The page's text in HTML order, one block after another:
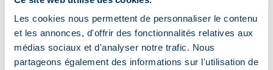
Les cookies nous permettent de personnaliser le contenu
et les annonces, d'offrir des fonctionnalités relatives aux
médias sociaux et d'analyser notre trafic. Nous
partageons également des informations sur l'utilisation de
Information updated on
04/03/2026.